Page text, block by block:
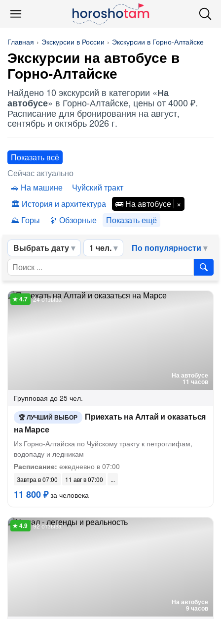
Главная Экскурсии в России Экскурсии в Горно-Алтайске
Экскурсии на автобусе в
Горно-Алтайске
Найдено 10 экскурсий в категории «На
автобусе» в Горно-Алтайске, цены от 4000 ₽.
Расписание для бронирования на август,
сентябрь и октябрь 2026 г.
Показать всё
Сейчас актуально
На машине
Чуйский тракт
История и архитектура
На автобусе
Горы
Обзорные Показать ещё
Выбрать дату 1 чел. По популярности
На автобусе
11 часов
24 отзыва
Групповая до 25 чел.
ЛУЧШИЙ ВЫБОР
Приехать на Алтай и оказаться
на Марсе
Из Горно-Алтайска по Чуйскому тракту к петроглифам,
водопаду и ледникам
Расписание: ежедневно в 07:00
Завтра в 07:00 11 авг в 07:00
11 800 ₽за человека
На автобусе
9 часов
92 отзыва